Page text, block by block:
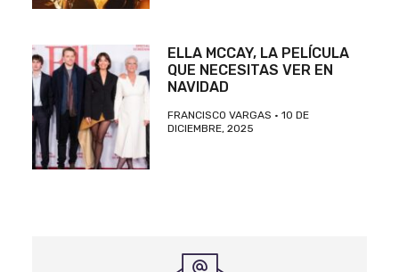
ELLA MCCAY, LA PELÍCULA
QUE NECESITAS VER EN
NAVIDAD
FRANCISCO VARGAS
10 DE
DICIEMBRE, 2025